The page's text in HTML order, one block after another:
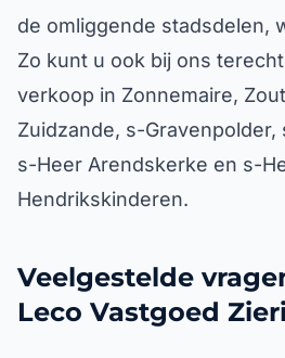
de omliggende stadsdelen,
Zo kunt u ook bij ons
verkoop in Zonnemaire,
Zuidzande, s-
s-Heer Arendskerke en s-
Hendrikskinderen.
Veelgestelde
Leco Vastgoed